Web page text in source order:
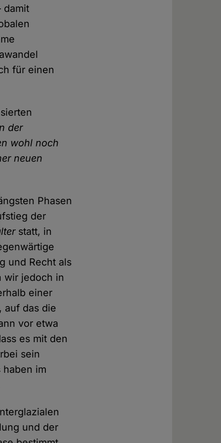
damit
für einen
der
wohl noch
neuen
Phasen
der
statt, in
und Recht als
wir jedoch in
einer
, auf das die
vor etwa
es mit den
sein
haben im
und der